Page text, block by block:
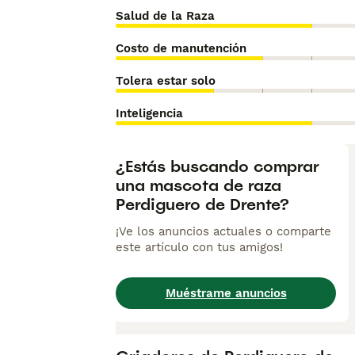
Salud de la Raza
Costo de manutención
Tolera estar solo
Inteligencia
¿Estás buscando comprar
una mascota de raza
Perdiguero de Drente?
¡Ve los anuncios actuales o comparte
este artículo con tus amigos!
Muéstrame anuncios